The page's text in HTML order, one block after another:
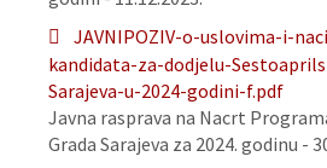
JAVNIPOZIV-o-uslovima-i-
kandidata-za-dodjelu-
Sarajeva-u-2024-godini-f.pdf
Javna rasprava na Nacrt
Grada Sarajeva za 2024. godinu -